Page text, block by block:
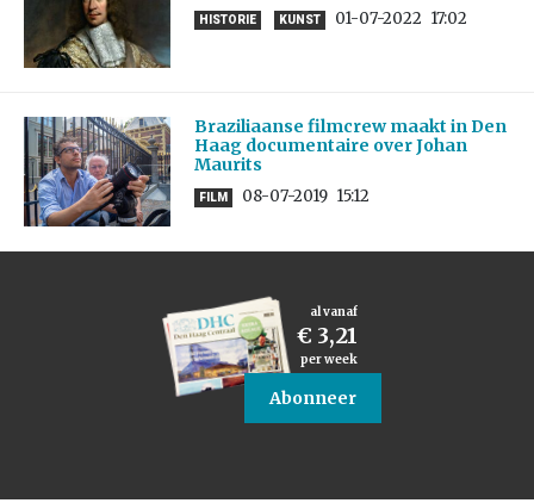
HISTORIE KUNST 01-07-2022 17:02
Braziliaanse filmcrew maakt in Den
Haag documentaire over Johan
Maurits
FILM 08-07-2019 15:12
al vanaf
€ 3,21
per week
Abonneer